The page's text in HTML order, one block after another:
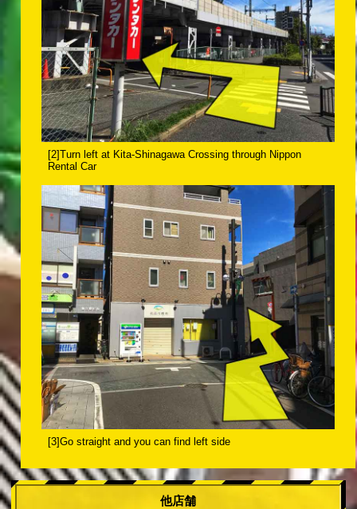
[2]Turn left at Kita-Shinagawa Crossing through Nippon
Rental Car
[3]Go straight and you can find left side
他店舗